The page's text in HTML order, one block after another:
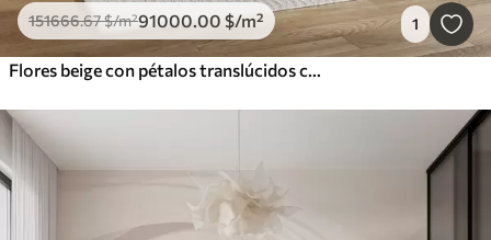
151666.67$/m²91000.00 $/m² 1
Flores beige con pétalos translúcidos colgando de una rama, beige y blanco, composición minimalista de arte moderno